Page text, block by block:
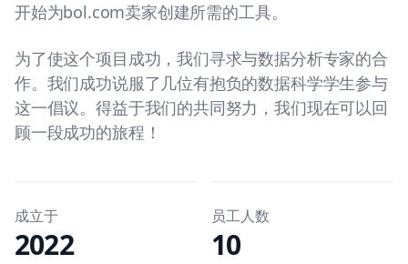
开始为bol.com卖家创建所需的工具。
为了使这个项目成功，我们寻求与数据分析专家的合
作。我们成功说服了几位有抱负的数据科学学生参与
这一倡议。得益于我们的共同努力，我们现在可以回
顾一段成功的旅程！
成立于
2022
员工人数
10